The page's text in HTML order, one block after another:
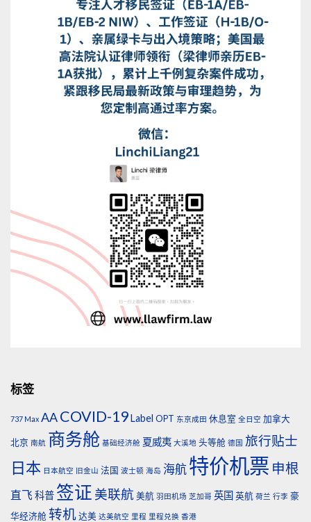
标签
737 Max AACOVID-19Label OPT 东京成田 休息室 全日空 加拿大
北京 南航 商务舱 基础经济舱 夏威夷 大溪地 头等舱 德国 旅行贴士
日本 日本航空 旧金山 法国 波士顿 海岛 海航特价机票 申根
直飞 科普 签证 美联航 美航 羽田机场 芝加哥 英国 英航 荷兰 行李 豪
华经济舱 转机达美 达美航空 里程 里程兑换 香港